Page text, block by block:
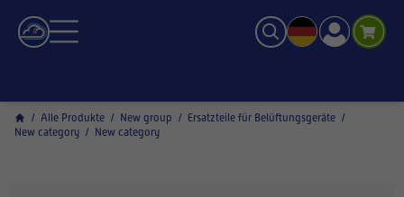
/ Alle Produkte / New group / Ersatzteile für Belüftungsgeräte /
New category / New category